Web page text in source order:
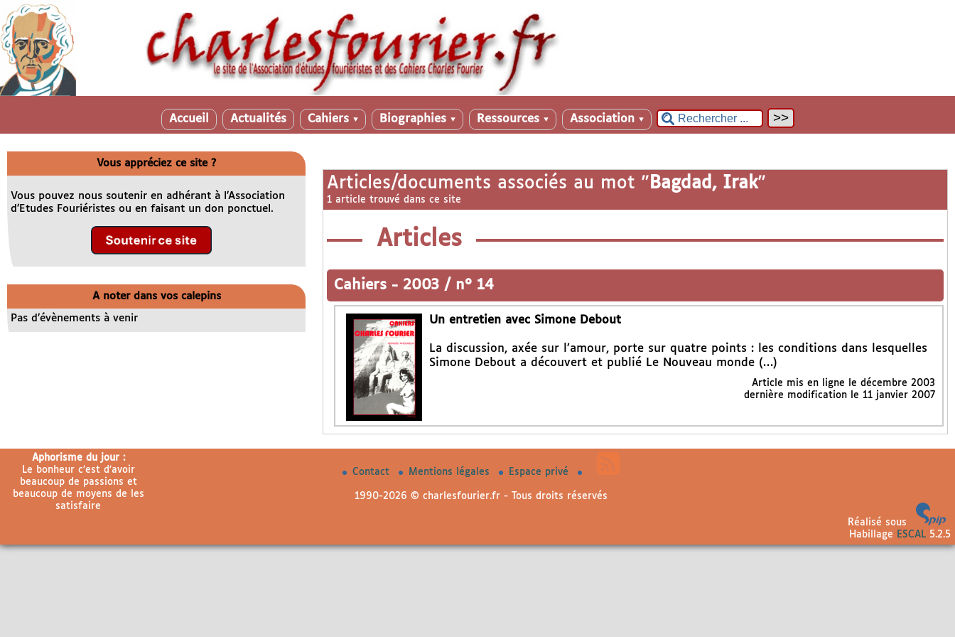
Accueil Actualités Cahiers ▼ Biographies ▼ Ressources ▼ Association ▼
Articles/documents associés au mot " Bagdad, Irak"
1 article trouvé dans ce site
Articles
Cahiers - 2003 / n° 14
Un entretien avec Simone Debout
La discussion, axée sur l’amour, porte sur quatre points : les conditions dans lesquelles
Simone Debout a découvert et publié Le Nouveau monde (…)
Article mis en ligne le décembre 2003
dernière modification le 11 janvier 2007
Vous appréciez ce site ?
Vous pouvez nous soutenir en adhérant à l’Association
d’Etudes Fouriéristes ou en faisant un don ponctuel.
A noter dans vos calepins
Pas d’évènements à venir
Aphorisme du jour :
Le bonheur c’est d’avoir
beaucoup de passions et
beaucoup de moyens de les
satisfaire
Contact Mentions légales Espace privé
1990-2026 © charlesfourier.fr - Tous droits réservés
Réalisé sous
Habillage
ESCAL5.2.5